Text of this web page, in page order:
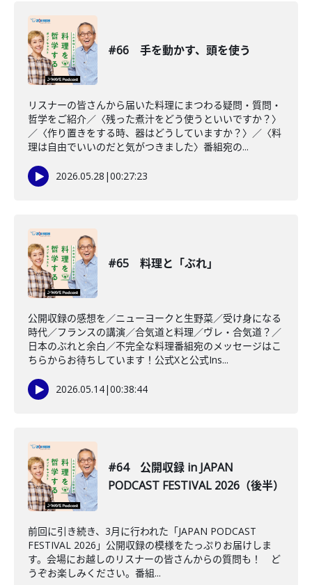
#66 手を動かす、頭を使う
リスナーの皆さんから届いた料理にまつわる疑問・質問・
哲学をご紹介／〈残った煮汁をどう使うといいですか？〉
／〈作り置きをする時、器はどうしていますか？〉／〈料
理は自由でいいのだと気がつきました〉番組宛の...
2026.05.28 |00:27:23
#65 料理と「ぶれ」
公開収録の感想を／ニューヨークと生野菜／受け身になる
時代／フランスの講演／合気道と料理／ヴレ・合気道？／
日本のぶれと余白／不完全な料理番組宛のメッセージはこ
ちらからお待ちしています！公式Xと公式Ins...
2026.05.14|00:38:44
#64 公開収録 in JAPAN
PODCAST FESTIVAL 2026（後半）
前回に引き続き、3月に行われた「JAPAN PODCAST
FESTIVAL 2026」公開収録の模様をたっぷりお届けしま
す。会場にお越しのリスナーの皆さんからの質問も！ ど
うぞお楽しみください。番組...